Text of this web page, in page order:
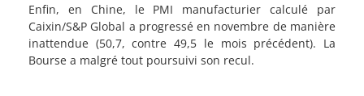
Enfin, en Chine, le PMI manufacturier calculé par
Caixin/S&P Global a progressé en novembre de manière
inattendue (50,7, contre 49,5 le mois précédent). La
Bourse a malgré tout poursuivi son recul.